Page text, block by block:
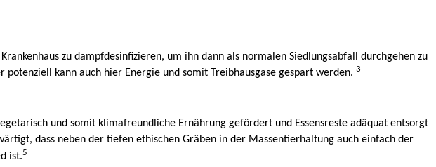
zu dampfdesinfizieren, um ihn dann als normalen Siedlungsabfall durchgehen zu
kann auch hier Energie und somit Treibhausgase gespart werden. 3
und somit klimafreundliche Ernährung gefördert und Essensreste adäquat entsorgt
dass neben der tiefen ethischen Gräben in der Massentierhaltung auch einfach der
ist.5